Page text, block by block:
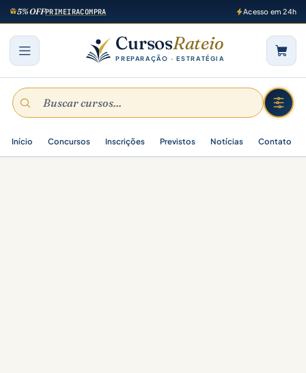
5% OFFPRIMEIRACOMPRA Acesso em 24h
CursosRateio
PREPARAÇÃO · ESTRATÉGIA
Início Concursos Inscrições Previstos Notícias Contato